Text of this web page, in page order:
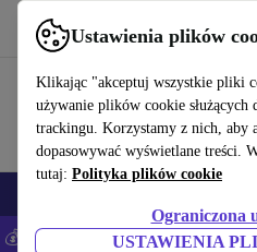
Ustawienia plików
Klikając "akceptuj wszystkie pliki
używanie plików cookie służących
trackingu. Korzystamy z nich, aby
dopasowywać wyświetlane treści.
tutaj: Polityka plików cookie
Ograniczona
USTAWIENIA
Korzystaj z refurbed szybko i łatwo
💰Zaoszczędź DODATKOWE 5%